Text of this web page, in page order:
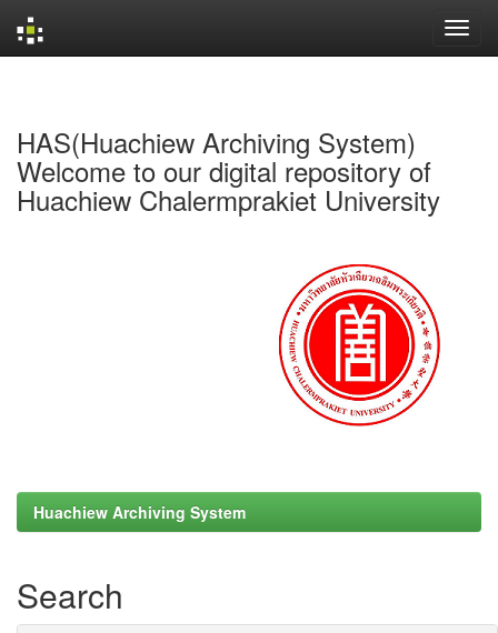
HAS(Huachiew Archiving System)
Welcome to our digital repository of
Huachiew Chalermprakiet University
Huachiew Archiving System
Search